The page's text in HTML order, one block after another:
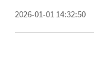
2026-01-01 14:32:50